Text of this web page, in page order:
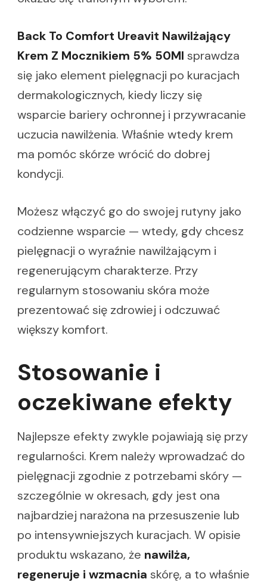
Back To Comfort Ureavit Nawilżający
Krem Z Mocznikiem 5% 50Ml sprawdza
się jako element pielęgnacji po kuracjach
dermakologicznych, kiedy liczy się
wsparcie bariery ochronnej i przywracanie
uczucia nawilżenia. Właśnie wtedy krem
ma pomóc skórze wrócić do dobrej
kondycji.
Możesz włączyć go do swojej rutyny jako
codzienne wsparcie — wtedy, gdy chcesz
pielęgnacji o wyraźnie nawilżającym i
regenerującym charakterze. Przy
regularnym stosowaniu skóra może
prezentować się zdrowiej i odczuwać
większy komfort.
Stosowanie i
oczekiwane efekty
Najlepsze efekty zwykle pojawiają się przy
regularności. Krem należy wprowadzać do
pielęgnacji zgodnie z potrzebami skóry —
szczególnie w okresach, gdy jest ona
najbardziej narażona na przesuszenie lub
po intensywniejszych kuracjach. W opisie
produktu wskazano, że nawilża,
regeneruje i wzmacnia skórę, a to właśnie